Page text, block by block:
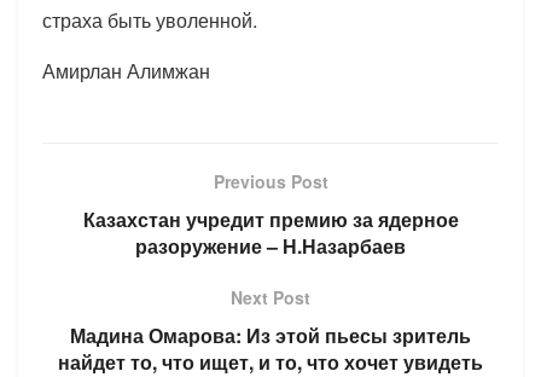
страха быть уволенной.
Амирлан Алимжан
Previous Post
Казахстан учредит премию за ядерное
разоружение – Н.Назарбаев
Next Post
Мадина Омарова: Из этой пьесы зритель
найдет то, что ищет, и то, что хочет увидеть